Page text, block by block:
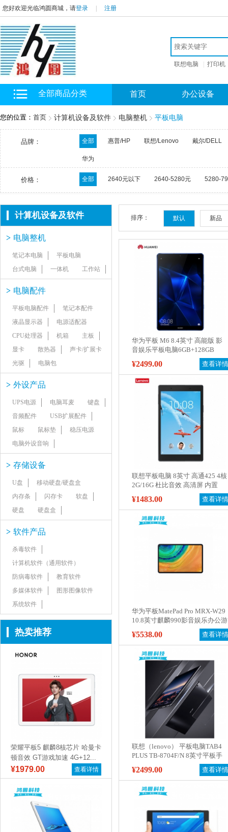
您好欢迎光临鸿圆商城，请登录 注册
联想电脑 打印机
全部商品分类 首页 办公设备
您的位置： 首页 计算机设备及软件 电脑整机 平板电脑
品牌： 全部 惠普/HP 联想/Lenovo 戴尔/DELL
华为
价格： 全部 2640元以下 2640-5280元 5280-
计算机设备及软件
> 电脑整机
笔记本电脑
平板电脑
台式电脑
一体机 工作站
> 电脑配件
平板电脑配件
笔记本配件
液晶显示器
电源适配器
CPU处理器
机箱
主板
显卡
散热器
声卡/扩展卡
光驱
电脑包
> 外设产品
UPS电源 电脑耳麦
键盘
音频配件
USB扩展配件
鼠标
鼠标垫
稳压电源
电脑外设音响
> 存储设备
U盘
移动硬盘/硬盘盒
内存条
闪存卡
软盘
硬盘
硬盘盒
> 软件产品
杀毒软件
计算机软件（通用软件）
防病毒软件
教育软件
多媒体软件
图形图像软件
系统软件
热卖推荐
荣耀平板5 麒麟8核芯片 哈曼卡
顿音效 GT游戏加速 4G+12...
¥1979.00 查看详情
排序： 默认 新品
华为平板 M6 8.4英寸 高能版 影
音娱乐平板电脑6GB+128GB
¥2499.00 查看详情
联想平板电脑 8英寸 高通425 4核
2G/16G 杜比音效 高清屏 内置
GPS 安卓 WiFi版 联想平板电脑
¥1483.00 查看详情
华为平板MatePad Pro MRX-W29
10.8英寸麒麟990影音娱乐办公游
戏学习全面屏平板电脑6GB
128GB WIFI软件屏蔽(wifi和蓝牙)
¥5538.00 查看详情
联想（lenovo） 平板电脑TAB4
PLUS TB-8704F/N 8英寸平板手
机 全网通 通话 TB-8704N（4G内
存/64G存储）LTE版 通话版白色
¥2499.00 查看详情